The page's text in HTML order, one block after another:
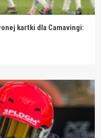
kartki dla Camavingi: